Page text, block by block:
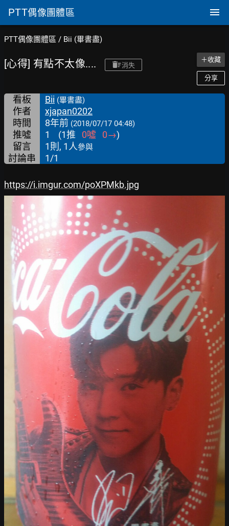
PTT偶像團體區
PTT偶像團體區 / Bii (畢書盡)
[心得] 有點不太像.... 消失
＋收藏
分享
看板 Bii (畢書盡)
作者
xjapan0202
時間
8年前 (2018/07/17 04:48)
推噓 1 (1推 0噓 0→)
留言
1則, 1人參與
討論串 1/1
https://i.imgur.com/poXPMkb.jpg